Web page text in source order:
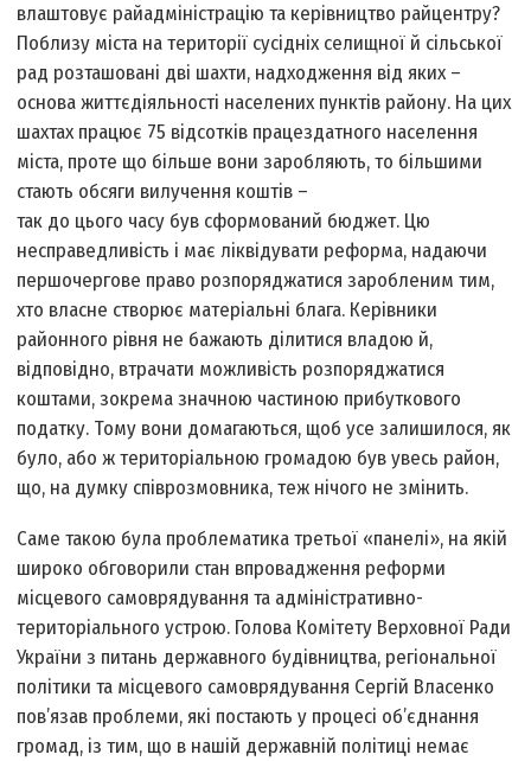
влаштовує райадміністрацію та керівництво райцентру?
Поблизу міста на території сусідніх селищної й сільської
рад розташовані дві шахти, надходження від яких –
основа життєдіяльності населених пунктів району. На цих
шахтах працює 75 відсотків працездатного населення
міста, проте що більше вони заробляють, то більшими
стають обсяги вилучення коштів –
так до цього часу був сформований бюджет. Цю
несправедливість і має ліквідувати реформа, надаючи
першочергове право розпоряджатися заробленим тим,
хто власне створює матеріальні блага. Керівники
районного рівня не бажають ділитися владою й,
відповідно, втрачати можливість розпоряджатися
коштами, зокрема значною частиною прибуткового
податку. Тому вони домагаються, щоб усе залишилося, як
було, або ж територіальною громадою був увесь район,
що, на думку співрозмовника, теж нічого не змінить.
Саме такою була проблематика третьої «панелі», на якій
широко обговорили стан впровадження реформи
місцевого самоврядування та адміністративно­
територіального устрою. Голова Комітету Верховної Ради
України з питань державного будівництва, регіональної
політики та місцевого самоврядування Сергій Власенко
пов’язав проблеми, які постають у процесі об’єднання
громад, із тим, що в нашій державній політиці немає